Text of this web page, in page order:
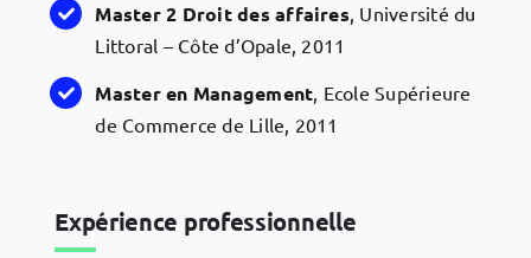
Master 2 Droit des affaires, Université du
Littoral – Côte d’Opale, 2011
Master en Management , Ecole Supérieure
de Commerce de Lille, 2011
Expérience professionnelle